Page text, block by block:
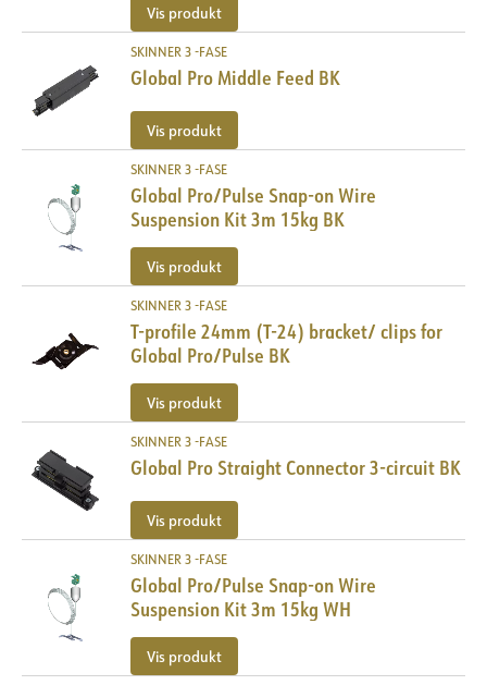
Vis produkt
SKINNER 3 -FASE
Global Pro Middle Feed BK
Vis produkt
SKINNER 3 -FASE
Global Pro/Pulse Snap-on Wire
Suspension Kit 3m 15kg BK
Vis produkt
SKINNER 3 -FASE
T-profile 24mm (T-24) bracket/ clips for
Global Pro/Pulse BK
Vis produkt
SKINNER 3 -FASE
Global Pro Straight Connector 3-circuit BK
Vis produkt
SKINNER 3 -FASE
Global Pro/Pulse Snap-on Wire
Suspension Kit 3m 15kg WH
Vis produkt